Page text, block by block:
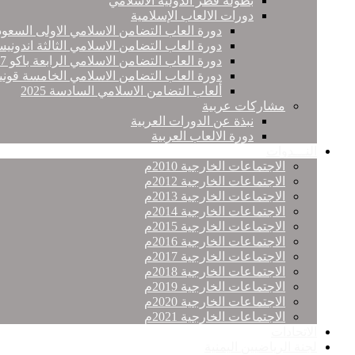
دورات الالعاب الإسلامية
دورة العاب التضامن الاسلامي الاولى
دورة العاب التضامن الاسلامي الثالثة
دورة العاب التضامن الاسلامي الرابعة باكو 2017
دورة العاب التضامن الاسلامي الخامسة
ألعاب التضامن الاسلامي السادسة 2025
مشاركات عربية
نبذة عن الدورات العربية
دورة الالعاب العربية
الاجتماعات الخارجية 2010م
الاجتماعات الخارجية 2012م
الاجتماعات الخارجية 2013م
الاجتماعات الخارجية 2014م
الاجتماعات الخارجية 2015م
الاجتماعات الخارجية 2016م
الاجتماعات الخارجية 2017م
الاجتماعات الخارجية 2018م
الاجتماعات الخارجية 2019م
الاجتماعات الخارجية 2020م
الاجتماعات الخارجية 2021م